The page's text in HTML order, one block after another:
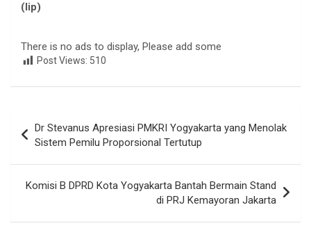
(lip)
There is no ads to display, Please add some
Post Views: 510
pos
Dr Stevanus Apresiasi PMKRI Yogyakarta yang Menolak
Sistem Pemilu Proporsional Tertutup
Komisi B DPRD Kota Yogyakarta Bantah Bermain Stand
di PRJ Kemayoran Jakarta